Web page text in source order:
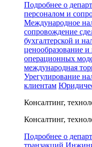
Подробнее о
персоналом и
Международное
сопровождение
бухгалтерской и
ценообразование
операционных
международная
Урегулирование
клиентам
Консалтинг,
Консалтинг,
Подробнее о
транзакций